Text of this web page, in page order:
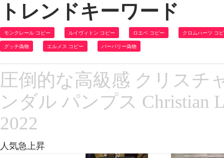
トレンドキーワード
モンクレール コピー ルイヴィトン コピー ロエベ コピー クロムハーツ コ
グッチ偽物 エルメス コピー バーバリー偽物
圧倒的な高級感 クリスチ
ンダル パンプス Christian
2022
人気急上昇